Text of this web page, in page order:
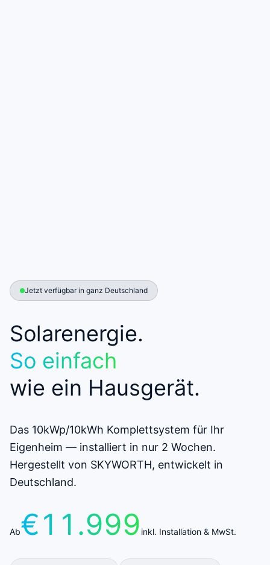
Jetzt verfügbar in ganz Deutschland
Solarenergie.
So einfach
wie ein Hausgerät.
Das 10kWp/10kWh Komplettsystem für Ihr
Eigenheim — installiert in nur 2 Wochen.
Hergestellt von SKYWORTH, entwickelt in
Deutschland.
Ab€11.999 inkl. Installation & MwSt.